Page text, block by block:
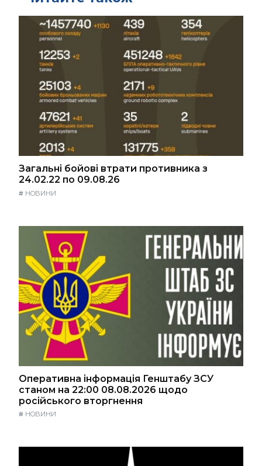
Загальні бойові втрати противника з
24.02.22 по 09.08.26
# НОВИНИ
Оперативна інформація Генштабу ЗСУ
станом на 22:00 08.08.2026 щодо
російського вторгнення
# НОВИНИ